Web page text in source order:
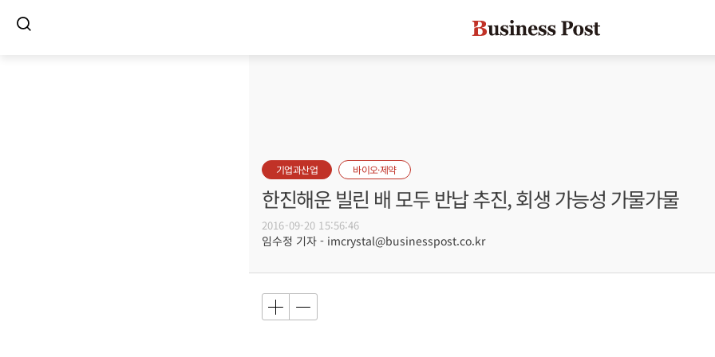
기업과산업 바이오·제약
한진해운 빌린 배 모두 반납 추진, 회생 가능성 가물가물
2016-09-20 15:56:46
임수정 기자 - imcrystal@businesspost.co.kr